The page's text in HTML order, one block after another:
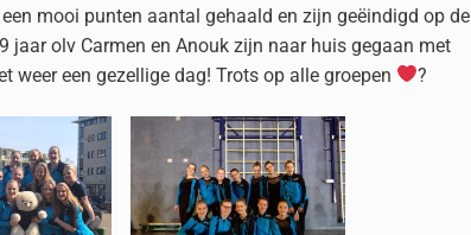
mooi punten aantal gehaald en zijn geëindigd op de
jaar olv Carmen en Anouk zijn naar huis gegaan met
weer een gezellige dag! Trots op alle groepen
?